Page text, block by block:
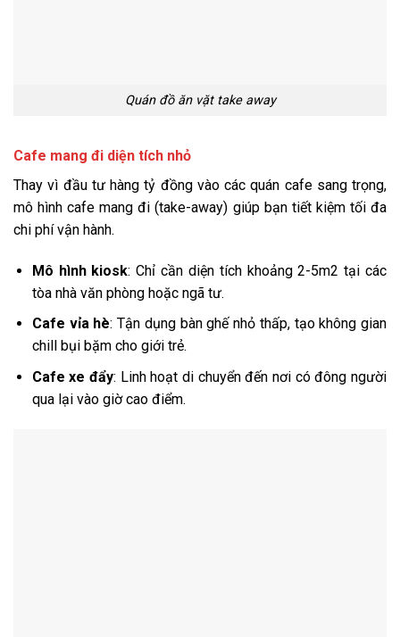
Quán đồ ăn vặt take away
Cafe mang đi diện tích nhỏ
Thay vì đầu tư hàng tỷ đồng vào các quán cafe sang trọng,
mô hình cafe mang đi (take-away) giúp bạn tiết kiệm tối đa
chi phí vận hành.
Mô hình kiosk: Chỉ cần diện tích khoảng 2-5m2 tại các
tòa nhà văn phòng hoặc ngã tư.
Cafe vỉa hè: Tận dụng bàn ghế nhỏ thấp, tạo không gian
chill bụi bặm cho giới trẻ.
Cafe xe đẩy: Linh hoạt di chuyển đến nơi có đông người
qua lại vào giờ cao điểm.